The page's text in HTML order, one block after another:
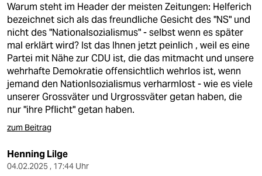
berlin
nord
wahrheit
verlag
verlag
shop
Warum steht im Header der meisten Zeitungen: Helferich
bezeichnet sich als das freundliche Gesicht des "NS" und
nicht des "Nationalsozialismus" - selbst wenn es später
mal erklärt wird? Ist das Ihnen jetzt peinlich , weil es eine
Partei mit Nähe zur CDU ist, die das mitmacht und unsere
wehrhafte Demokratie offensichtlich wehrlos ist, wenn
jemand den Nationlsozialismus verharmlost - wie es viele
unserer Grossväter und Urgrossväter getan haben, die
nur "ihre Pflicht" getan haben.
zum Beitrag
Henning Lilge
04.02.2025 , 17:44 Uhr